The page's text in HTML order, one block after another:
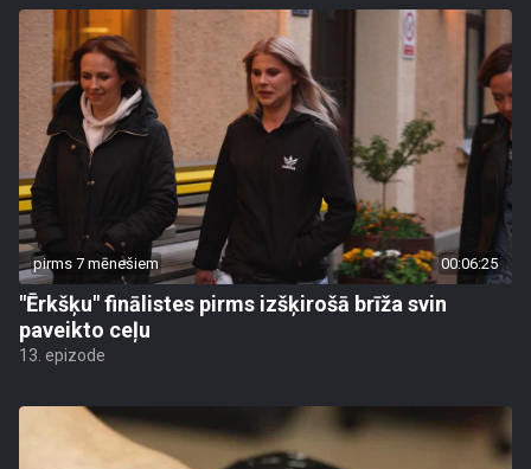
pirms 7 mēnešiem 00:06:25
"Ērkšķu" finālistes pirms izšķirošā brīža svin
paveikto ceļu
13. epizode